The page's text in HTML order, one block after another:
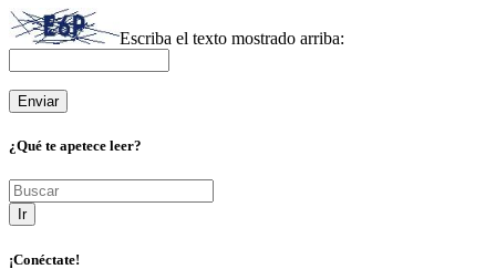
Escriba el texto mostrado arriba:
¿Qué te apetece leer?
Ir
¡Conéctate!